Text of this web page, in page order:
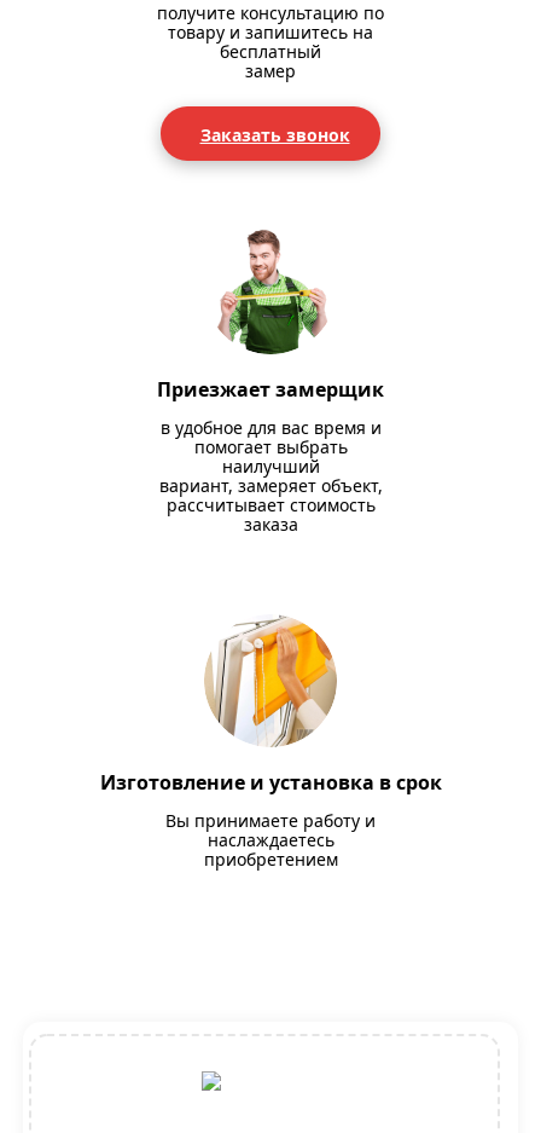
получите консультацию по
товару и запишитесь на
бесплатный
замер
Заказать звонок
Приезжает замерщик
в удобное для вас время и
помогает выбрать
наилучший
вариант, замеряет объект,
рассчитывает стоимость
заказа
Изготовление и установка в срок
Вы принимаете работу и
наслаждаетесь
приобретением